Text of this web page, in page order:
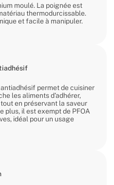
moulé. La poignée est
thermodurcissable.
et facile à manipuler.
permet de cuisiner
les aliments d’adhérer,
en préservant la saveur
plus, il est exempt de PFOA
idéal pour un usage